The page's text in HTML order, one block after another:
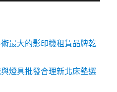
最大的影印機租賃品牌乾
燈具批發合理新北床墊選